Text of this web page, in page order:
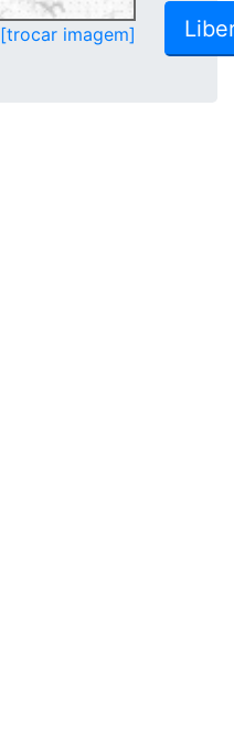
[trocar imagem]